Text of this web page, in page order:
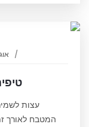
עצות
המטבח לאורך